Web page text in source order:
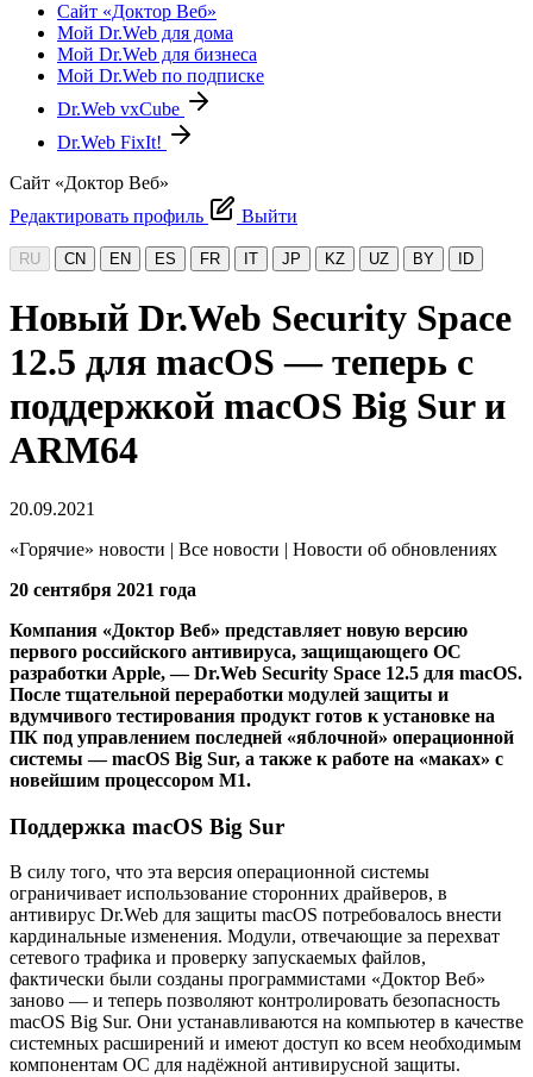
Сайт «Доктор Веб»
Мой Dr.Web для дома
Мой Dr.Web для бизнеса
Мой Dr.Web по подписке
Dr.Web vxCube
Dr.Web FixIt!
Сайт «Доктор Веб»
Редактировать профиль
Выйти
RU CN EN ES FR IT JP KZ UZ BY ID
Новый Dr.Web Security Space
12.5 для macOS — теперь с
поддержкой macOS Big Sur и
ARM64
20.09.2021
«Горячие» новости | Все новости | Новости об обновлениях
20 сентября 2021 года
Компания «Доктор Веб» представляет новую версию
первого российского антивируса, защищающего ОС
разработки Apple, — Dr.Web Security Space 12.5 для macOS.
После тщательной переработки модулей защиты и
вдумчивого тестирования продукт готов к установке на
ПК под управлением последней «яблочной» операционной
системы — macOS Big Sur, а также к работе на «маках» с
новейшим процессором М1.
Поддержка macOS Big Sur
В силу того, что эта версия операционной системы
ограничивает использование сторонних драйверов, в
антивирус Dr.Web для защиты macOS потребовалось внести
кардинальные изменения. Модули, отвечающие за перехват
сетевого трафика и проверку запускаемых файлов,
фактически были созданы программистами «Доктор Веб»
заново — и теперь позволяют контролировать безопасность
macOS Big Sur. Они устанавливаются на компьютер в качестве
системных расширений и имеют доступ ко всем необходимым
компонентам ОС для надёжной антивирусной защиты.